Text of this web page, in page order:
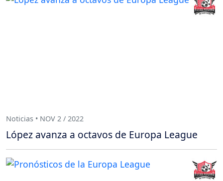
Noticias • NOV 2 / 2022
López avanza a octavos de Europa League